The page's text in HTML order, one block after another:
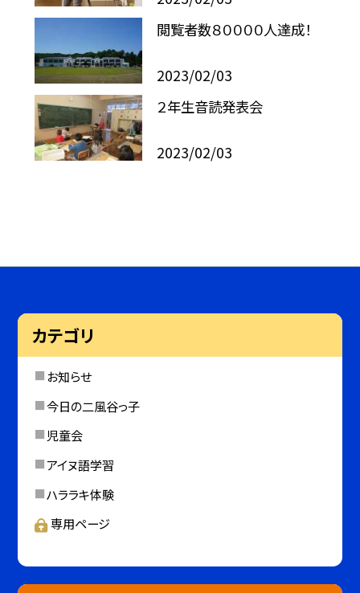
閲覧者数８００００人達成！
2023/02/03
２年生音読発表会
2023/02/03
カテゴリ
お知らせ
今日の二風谷っ子
児童会
アイヌ語学習
ハララキ体験
専用ページ